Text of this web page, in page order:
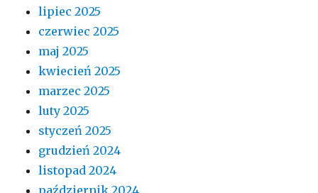
lipiec 2025
czerwiec 2025
maj 2025
kwiecień 2025
marzec 2025
luty 2025
styczeń 2025
grudzień 2024
listopad 2024